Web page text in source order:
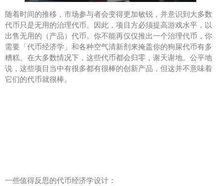
随着时间的推移，市场参与者会变得更加敏锐，并意识到大多数
代币只是无用的治理代币。因此，项目方必须提高游戏水平，以
出售无用的（产品）代币。你不能再仅仅推出一个治理代币，你
需要「代币经济学」和各种空气清新剂来掩盖你的狗屎代币有多
糟糕。在大多数情况下，这些代币都会归零，谢天谢地。公平地
说，这些项目当中有很多都有很棒的创新产品，但这并不意味着
它们的代币就很棒。